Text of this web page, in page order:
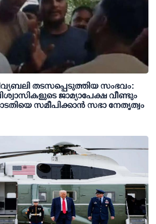
തടസപ്പെടുത്തിയ സംഭവം:
ജാമ്യാപേക്ഷ വീണ്ടും
സമീപിക്കാൻ സഭാ നേതൃത്വം